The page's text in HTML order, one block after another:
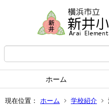
ホーム
現在位置： ホーム 学校紹介